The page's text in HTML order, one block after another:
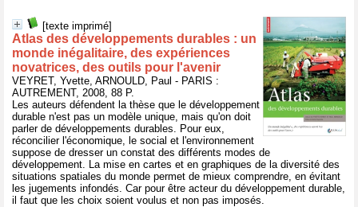
[texte imprimé]
Atlas des développements durables : un
monde inégalitaire, des expériences
novatrices, des outils pour l'avenir
VEYRET, Yvette, ARNOULD, Paul - PARIS :
AUTREMENT, 2008, 88 P.
Les auteurs défendent la thèse que le développement
durable n'est pas un modèle unique, mais qu'on doit
parler de développements durables. Pour eux,
réconcilier l'économique, le social et l'environnement
suppose de dresser un constat des différents modes de
développement. La mise en cartes et en graphiques de la diversité des
situations spatiales du monde permet de mieux comprendre, en évitant
les jugements infondés. Car pour être acteur du développement durable,
il faut que les choix soient voulus et non pas imposés.